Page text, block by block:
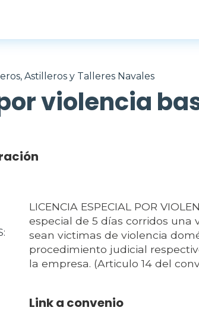
Astilleros y Talleres Navales
violencia
LICENCIA ESPECIAL POR
especial de 5 días corridos una
sean victimas de violencia
procedimiento judicial
la empresa. (Articulo 14 del
Link a convenio